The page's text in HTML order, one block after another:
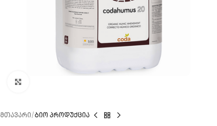
ᲛᲗᲐᲕᲐᲠᲘ ᲑᲘᲝ ᲞᲠᲝᲓᲣᲥᲪᲘᲐ